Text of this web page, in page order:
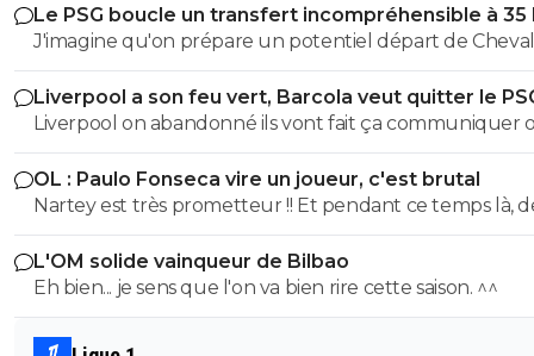
Le PSG boucle un transfert incompréhensible à 35
J'imagine qu'on prépare un potentiel départ de
l'été prochain au cas où il laisserait encore filer sa
évitera un panic buy tout en misant sur un très bon
gardien.
Liverpool a son feu vert, Barcola veut quitter le
Liverpool on abandonné ils vont fait ça communiquer
le joueur a pas suivis la préparation, Liverpool vont pas
dépenser une fortune pour un joueur qui a suivis
préparation avec Liverpool, Liverpool on déjà fait la bêtise sur
isak l année dernière, ils veulent pas refaire la même
OL : Paulo Fonseca vire un joueur, c'est brutal
Nartey est très prometteur !! Et pendant ce temps là,
joueurs comme AMN et Tessman joue tout les
L'OM solide vainqueur de Bilbao
Eh bien... je sens que l'on va bien rire cette saison. ^^